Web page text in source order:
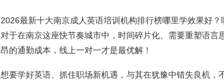
2026最新十大南京成人英语培训机构排行榜哪里学效果好？
对于在南京这座快节奏城市中，时间碎片化、需要重塑语
昂的通勤成本，线上一对一才是最优解！
想要学好英语、抓住职场新机遇，与其在犹豫中错失良机，